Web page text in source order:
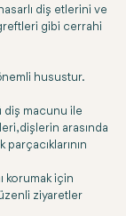
diş etlerini ve
gibi cerrahi
husustur.
diş macunu ile
dişlerin arasında
korumak için
ziyaretler